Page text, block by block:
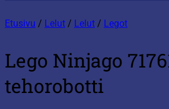
Etusivu / Lelut / Lelut / Legot
Lego Ninjago
tehorobotti